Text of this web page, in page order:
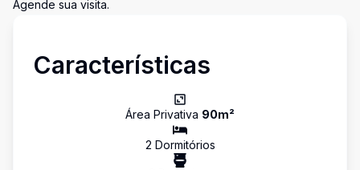
Agende sua visita.
Características
Área Privativa 90m²
2 Dormitórios